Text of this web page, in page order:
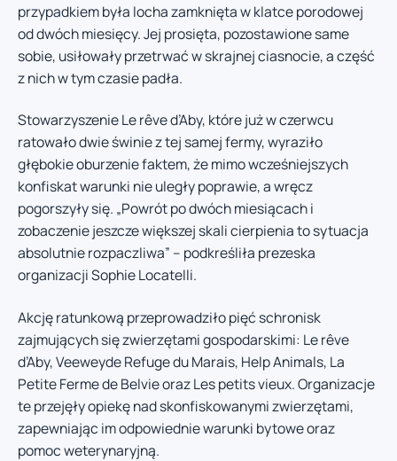
przypadkiem była locha zamknięta w klatce porodowej
od dwóch miesięcy. Jej prosięta, pozostawione same
sobie, usiłowały przetrwać w skrajnej ciasnocie, a część
z nich w tym czasie padła.
Stowarzyszenie Le rêve d’Aby, które już w czerwcu
ratowało dwie świnie z tej samej fermy, wyraziło
głębokie oburzenie faktem, że mimo wcześniejszych
konfiskat warunki nie uległy poprawie, a wręcz
pogorszyły się. „Powrót po dwóch miesiącach i
zobaczenie jeszcze większej skali cierpienia to sytuacja
absolutnie rozpaczliwa” – podkreśliła prezeska
organizacji Sophie Locatelli.
Akcję ratunkową przeprowadziło pięć schronisk
zajmujących się zwierzętami gospodarskimi: Le rêve
d’Aby, Veeweyde Refuge du Marais, Help Animals, La
Petite Ferme de Belvie oraz Les petits vieux. Organizacje
te przejęły opiekę nad skonfiskowanymi zwierzętami,
zapewniając im odpowiednie warunki bytowe oraz
pomoc weterynaryjną.